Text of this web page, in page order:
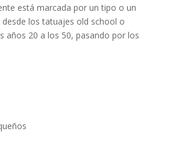
está marcada por un tipo o un
los tatuajes old school o
años 20 a los 50, pasando por los